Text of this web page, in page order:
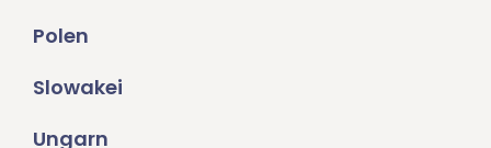
Polen
Slowakei
Ungarn